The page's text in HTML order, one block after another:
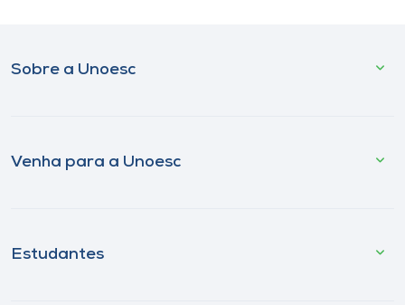
Sobre a Unoesc
Venha para a Unoesc
Estudantes